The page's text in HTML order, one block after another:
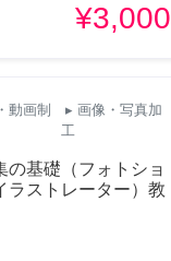
¥3,000
動画制
▸ 画像・写真加
工
の基礎（フォトショ
ラストレーター）教